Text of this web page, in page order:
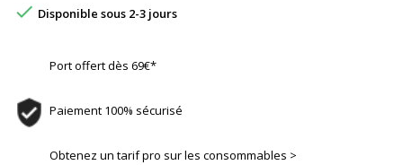
 Disponible sous 2-3 jours
Port offert dès 69€*
Paiement 100% sécurisé
Obtenez un tarif pro sur les consommables >